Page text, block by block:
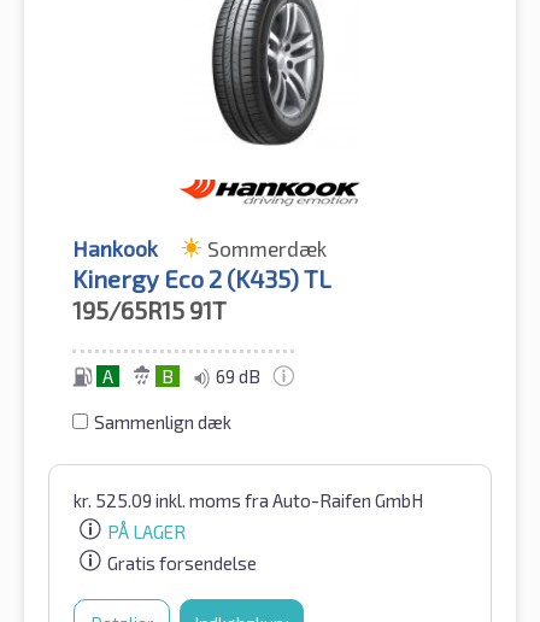
Hankook Sommerdæk
Kinergy Eco 2 (K435) TL
195/65R15 91T
A B 69 dB
Sammenlign dæk
kr. 525.09 inkl. moms fra Auto-Raifen GmbH
PÅ LAGER
Gratis forsendelse